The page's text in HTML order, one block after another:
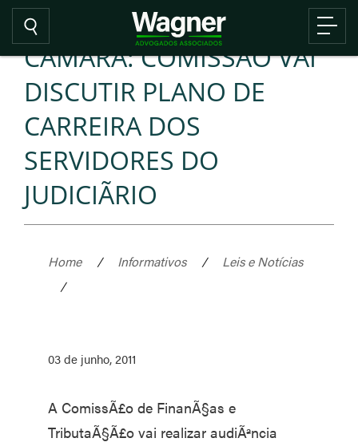
CAMARA: COMISSAO VAI
DISCUTIR PLANO DE
CARREIRA DOS
SERVIDORES DO
JUDICIÃRIO
Home / Informativos /
Leis e Notícias
/
03 de junho, 2011
A ComissÃ£o de FinanÃ§as e
TributaÃ§Ã£o vai realizar audiÃªncia